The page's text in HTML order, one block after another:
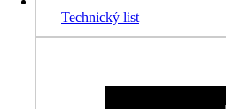
Technický list